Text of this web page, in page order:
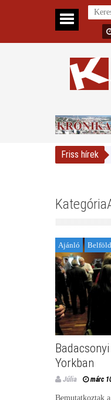
Friss hírek
Magyar Nemzeti Galéria
Ajánló Belföld
Yorkban
Júlia márc
Bemutatkoztak